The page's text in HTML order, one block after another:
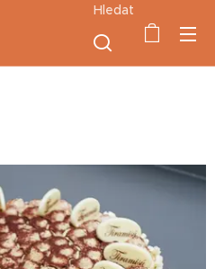
Hledat